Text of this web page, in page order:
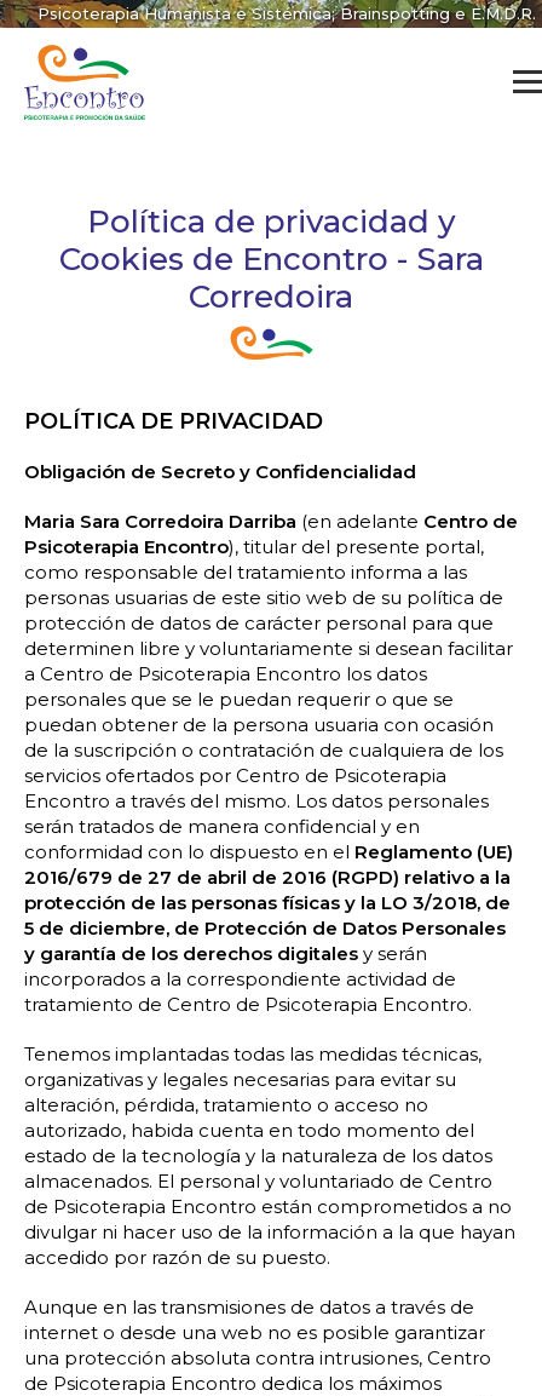
Psicoterapia Humanista e Sistémica; Brainspotting e E.M.D.R.
Política de privacidad y
Cookies de Encontro - Sara
Corredoira
POLÍTICA DE PRIVACIDAD
Obligación de Secreto y Confidencialidad
Maria Sara Corredoira Darriba (en adelante Centro de
Psicoterapia Encontro), titular del presente portal,
como responsable del tratamiento informa a las
personas usuarias de este sitio web de su política de
protección de datos de carácter personal para que
determinen libre y voluntariamente si desean facilitar
a Centro de Psicoterapia Encontro los datos
personales que se le puedan requerir o que se
puedan obtener de la persona usuaria con ocasión
de la suscripción o contratación de cualquiera de los
servicios ofertados por Centro de Psicoterapia
Encontro a través del mismo. Los datos personales
serán tratados de manera confidencial y en
conformidad con lo dispuesto en el Reglamento (UE)
2016/679 de 27 de abril de 2016 (RGPD) relativo a la
protección de las personas físicas y la LO 3/2018, de
5 de diciembre, de Protección de Datos Personales
y garantía de los derechos digitales y serán
incorporados a la correspondiente actividad de
tratamiento de Centro de Psicoterapia Encontro.
Tenemos implantadas todas las medidas técnicas,
organizativas y legales necesarias para evitar su
alteración, pérdida, tratamiento o acceso no
autorizado, habida cuenta en todo momento del
estado de la tecnología y la naturaleza de los datos
almacenados. El personal y voluntariado de Centro
de Psicoterapia Encontro están comprometidos a no
divulgar ni hacer uso de la información a la que hayan
accedido por razón de su puesto.
Aunque en las transmisiones de datos a través de
internet o desde una web no es posible garantizar
una protección absoluta contra intrusiones, Centro
de Psicoterapia Encontro dedica los máximos